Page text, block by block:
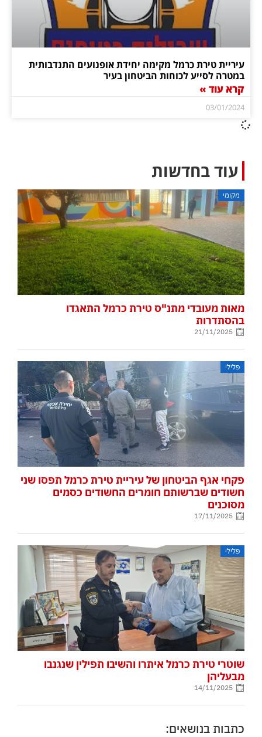
עיריית טירת כרמל מקימה יחידת אופנועים התנדבותית
במטרה לסייע לכוחות הביטחון בעיר
קרא עוד »
03/01/2024
עוד בחדשות
מקומי
מאות מעובדי מתנ"ס טירת כרמל התאגדו
בהסתדרות
21/11/2025
פלילי
פקחי אגף הביטחון של עיריית טירת כרמל תפסו שני
חשודים שברשותם חומרים החשודים כסמים
מסוכנים
17/11/2025
פלילי
שוטרי טירת כרמל איתרו והשיבו תפילין שנגנבו
מבעליהן
14/11/2025
כתבות בנושאים: